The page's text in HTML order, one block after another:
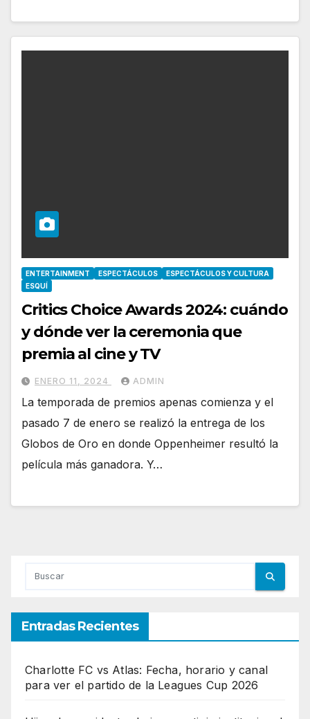
ENTERTAINMENT ESPECTÁCULOS
ESPECTÁCULOS Y CULTURA
ESQUÍ
Critics Choice Awards 2024: cuándo
y dónde ver la ceremonia que
premia al cine y TV
ENERO 11, 2024 ADMIN
La temporada de premios apenas comienza y el
pasado 7 de enero se realizó la entrega de los
Globos de Oro en donde Oppenheimer resultó la
película más ganadora. Y…
Entradas Recientes
Charlotte FC vs Atlas: Fecha, horario y canal
para ver el partido de la Leagues Cup 2026